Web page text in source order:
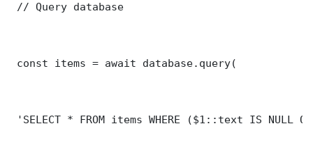
// Query database
const items = await database.query(
'SELECT * FROM items WHERE ($1::text IS NULL